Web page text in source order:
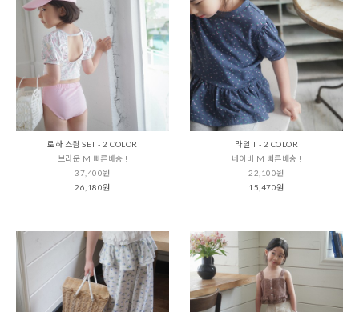
로하 스윔 SET - 2 COLOR
브라운 M 빠른배송 !
37,400원
26,180원
라일 T - 2 COLOR
네이비 M 빠른배송 !
22,100원
15,470원